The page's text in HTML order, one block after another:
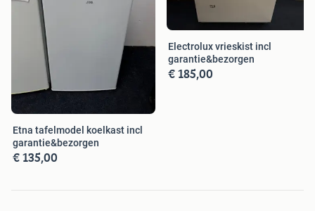
Etna tafelmodel koelkast incl
garantie&bezorgen
€ 135,00
Electrolux vrieskist incl
garantie&bezorgen
€ 185,00